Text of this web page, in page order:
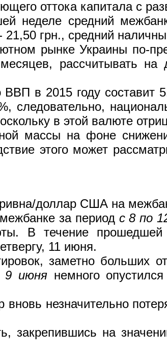
оттока капитала с
неделе средний
грн., средний
рынке Украины по-
рассчитывать на
в 2015 году составит
следовательно,
в этой валюте
массы на фоне
этого может
доллар США на
за период с 8 по
В течение прошедшей
11 июня.
заметно больших
9 июня немного
вновь незначительно
закрепившись на